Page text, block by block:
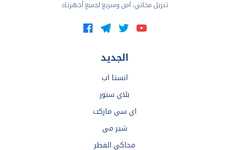
تنزيل مجاني، آمن وسريع لجميع أجهزتك
الجديد
انستا اب
بلاي ستور
اي سي ماركت
شير مي
محاكي الفطر